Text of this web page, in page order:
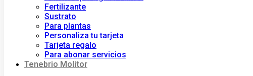
Fertilizante
Sustrato
Para plantas
Personaliza tu tarjeta
Tarjeta regalo
Para abonar servicios
Tenebrio Molitor